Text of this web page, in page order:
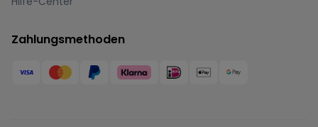
Zahlungsmethoden